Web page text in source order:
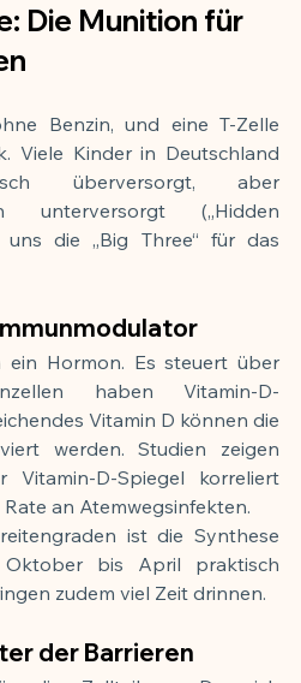
Die Munition für
Benzin, und eine T-Zelle
Viele Kinder in Deutschland
überversorgt, aber
unterversorgt („Hidden
uns die „Big Three“ für das
ein Hormon. Es steuert über
haben Vitamin-D-
Vitamin D können die
werden. Studien zeigen
Vitamin-D-Spiegel korreliert
an Atemwegsinfekten.
ist die Synthese
bis April praktisch
zudem viel Zeit drinnen.
der Barrieren